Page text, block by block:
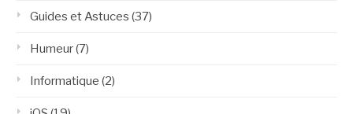
Guides et Astuces (37)
Humeur(7)
Informatique (2)